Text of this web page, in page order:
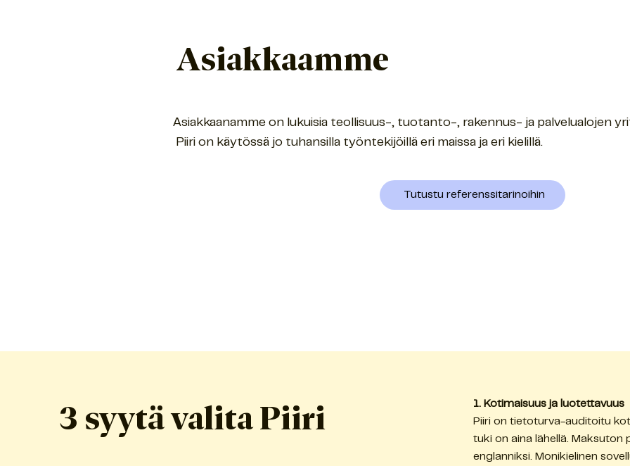
Asiakkaamme
Asiakkaanamme on lukuisia teollisuus-, tuotanto-, rakennus- ja palvelualojen
Piiri on käytössä jo tuhansilla työntekijöillä eri maissa ja eri kielillä.
Tutustu referenssitarinoihin
3 syytä valita Piiri
1. Kotimaisuus ja luotettavuus
Piiri on tietoturva-auditoitu
tuki on aina lähellä. Maksuton
englanniksi. Monikielinen